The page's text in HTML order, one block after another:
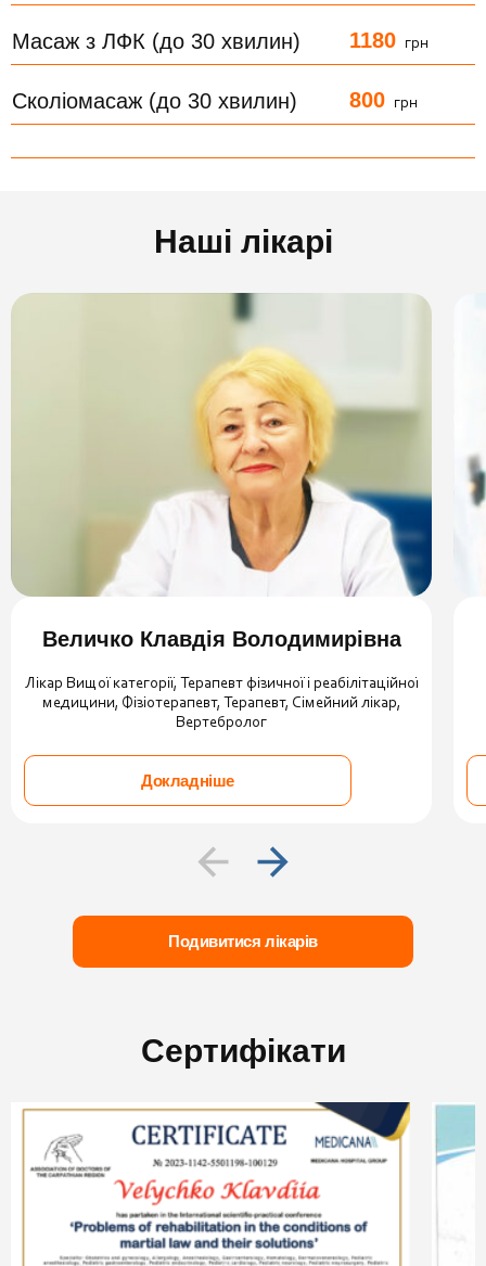
Масаж з ЛФК (до 30 хвилин) 1180 грн
Сколіомасаж (до 30 хвилин) 800 грн
Наші лікарі
Величко Клавдія Володимирівна
Лікар Вищої категорії, Терапевт фізичної і реабілітаційної
медицини, Фізіотерапевт, Терапевт, Сімейний лікар,
Вертебролог
Докладніше
Подивитися лікарів
Сертифікати